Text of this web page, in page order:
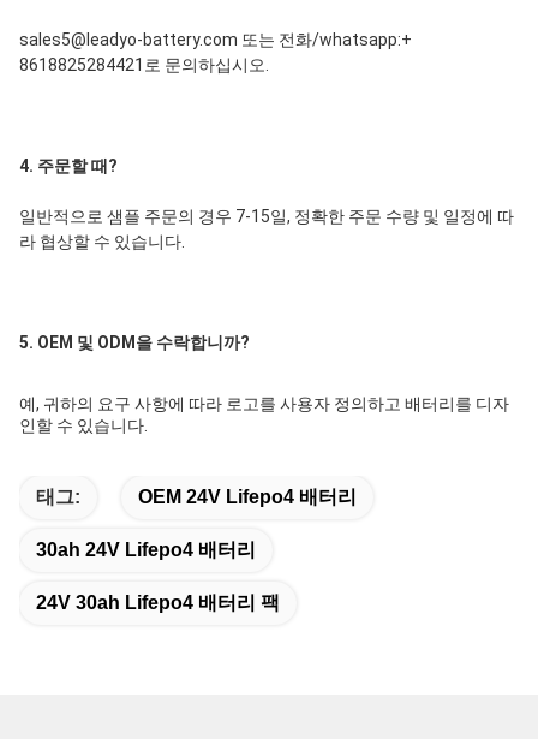
sales5@leadyo-battery.com 또는 전화/whatsapp:+
8618825284421로 문의하십시오.
4. 주문할 때?
일반적으로 샘플 주문의 경우 7-15일, 정확한 주문 수량 및 일정에 따
라 협상할 수 있습니다.
5. OEM 및 ODM을 수락합니까?
예, 귀하의 요구 사항에 따라 로고를 사용자 정의하고 배터리를 디자
인할 수 있습니다.
태그: OEM 24V Lifepo4 배터리
30ah 24V Lifepo4 배터리
24V 30ah Lifepo4 배터리 팩